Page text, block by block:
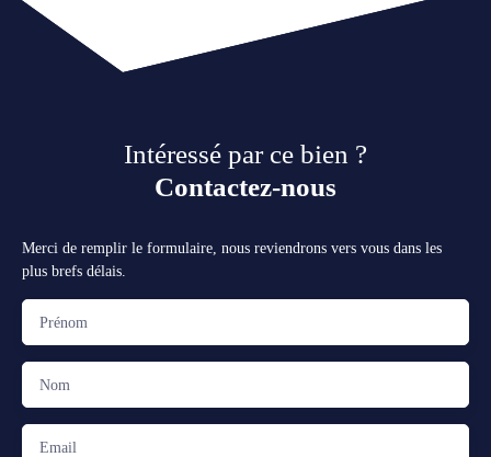
Intéressé par ce bien ?
Contactez-nous
Merci de remplir le formulaire, nous reviendrons vers vous dans les
plus brefs délais.
Prénom
Nom
Email